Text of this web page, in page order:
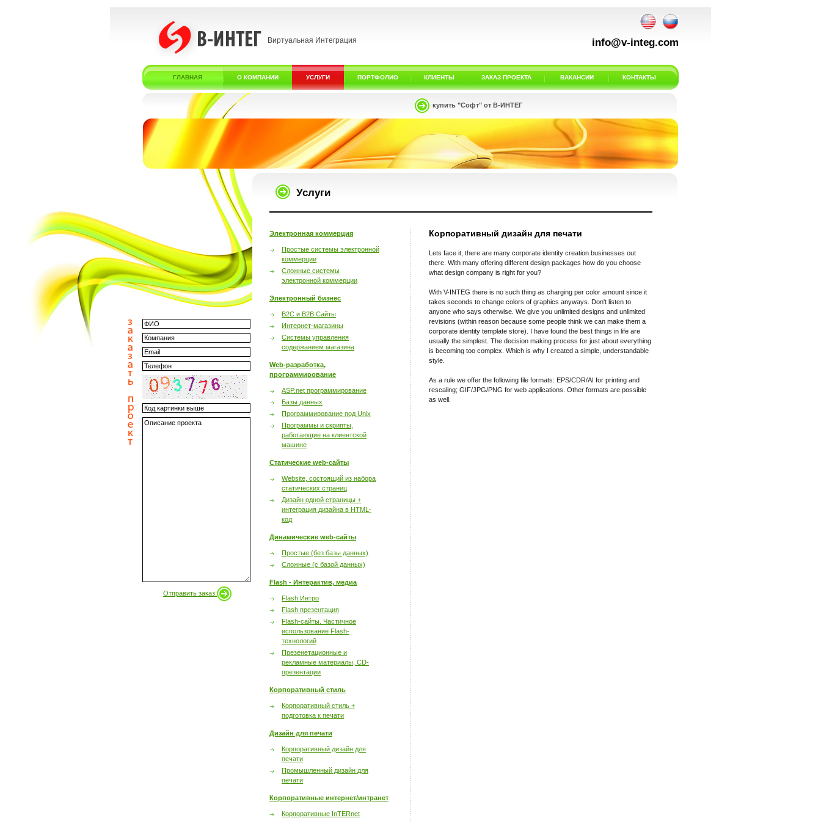
Виртуальная Интеграция info@v-integ.com
ГЛАВНАЯ О КОМПАНИИ УСЛУГИ ПОРТФОЛИО КЛИЕНТЫ ЗАКАЗ ПРОЕКТА ВАКАНСИИ КОНТАКТЫ
Отправить заказ
купить "Софт" от В-ИНТЕГ
Услуги
Электронная коммерция
Простые системы электронной
коммерции
Сложные системы
электронной коммерции
Электронный бизнес
B2C и B2B Сайты
Интернет-магазины
Системы управления
содержанием магазина
Web-разработка,
программирование
ASP.net программирование
Базы данных
Программирование под Unix
Программы и скрипты,
работающие на клиентской
машине
Статические web-сайты
Website, состоящий из набора
статических страниц
Дизайн одной страницы +
интеграция дизайна в HTML-
код
Динамические web-сайты
Простые (без базы данных)
Сложные (с базой данных)
Flash - Интерактив, медиа
Flash Интро
Flash презентация
Flash-сайты. Частичное
использование Flash-
технологий
Презенетационные и
рекламные материалы, CD-
презентации
Корпоративный стиль
Корпоративный стиль +
подготовка к печати
Дизайн для печати
Корпоративный дизайн для
печати
Промышленный дизайн для
печати
Корпоративные интернет/интранет
Корпоративные InTERnet
Корпоративный дизайн для печати
Lets face it, there are many corporate identity creation businesses out
there. With many offering different design packages how do you choose
what design company is right for you?
With V-INTEG there is no such thing as charging per color amount since it
takes seconds to change colors of graphics anyways. Don't listen to
anyone who says otherwise. We give you unlimited designs and unlimited
revisions (within reason because some people think we can make them a
corporate identity template store). I have found the best things in life are
usually the simplest. The decision making process for just about everything
is becoming too complex. Which is why I created a simple, understandable
style.
As a rule we offer the following file formats: EPS/CDR/AI for printing and
rescaling; GIF/JPG/PNG for web applications. Other formats are possible
as well.